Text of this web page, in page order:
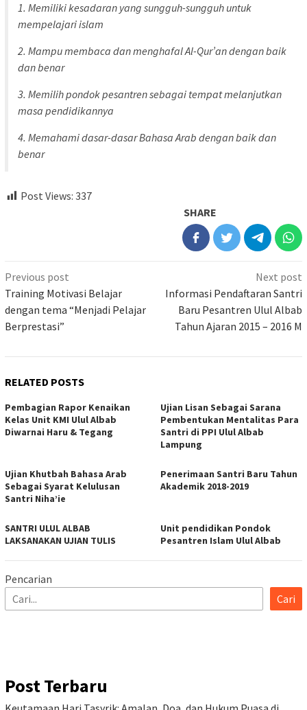
1. Memiliki kesadaran yang sungguh-sungguh untuk
mempelajari islam
2. Mampu membaca dan menghafal Al-Qur’an dengan baik
dan benar
3. Memilih pondok pesantren sebagai tempat melanjutkan
masa pendidikannya
4. Memahami dasar-dasar Bahasa Arab dengan baik dan
benar
Post Views: 337
SHARE
Previous post
Training Motivasi Belajar
dengan tema “Menjadi Pelajar
Berprestasi”
Next post
Informasi Pendaftaran Santri
Baru Pesantren Ulul Albab
Tahun Ajaran 2015 – 2016 M
RELATED POSTS
Pembagian Rapor Kenaikan
Kelas Unit KMI Ulul Albab
Diwarnai Haru & Tegang
Ujian Lisan Sebagai Sarana
Pembentukan Mentalitas Para
Santri di PPI Ulul Albab
Lampung
Ujian Khutbah Bahasa Arab
Sebagai Syarat Kelulusan
Santri Niha’ie
Penerimaan Santri Baru Tahun
Akademik 2018-2019
SANTRI ULUL ALBAB
LAKSANAKAN UJIAN TULIS
Unit pendidikan Pondok
Pesantren Islam Ulul Albab
Pencarian
Cari
Post Terbaru